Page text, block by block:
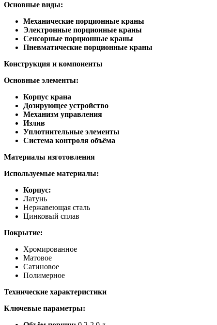
Основные виды:
Механические порционные краны
Электронные порционные краны
Сенсорные порционные краны
Пневматические порционные краны
Конструкция и компоненты
Основные элементы:
Корпус крана
Дозирующее устройство
Механизм управления
Излив
Уплотнительные элементы
Система контроля объёма
Материалы изготовления
Используемые материалы:
Корпус:
Латунь
Нержавеющая сталь
Цинковый сплав
Покрытие:
Хромированное
Матовое
Сатиновое
Полимерное
Технические характеристики
Ключевые параметры: